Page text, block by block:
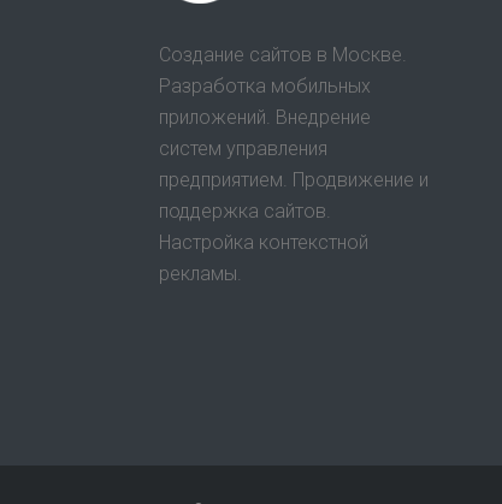
Создание сайтов в Москве.
Разработка мобильных
приложений. Внедрение
систем управления
предприятием. Продвижение и
поддержка сайтов.
Настройка контекстной
рекламы.